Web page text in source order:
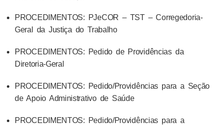
PROCEDIMENTOS: PJeCOR – TST – Corregedoria-
Geral da Justiça do Trabalho
PROCEDIMENTOS: Pedido de Providências da
Diretoria-Geral
PROCEDIMENTOS: Pedido/Providências para a Seção
de Apoio Administrativo de Saúde
PROCEDIMENTOS: Pedido/Providências para a